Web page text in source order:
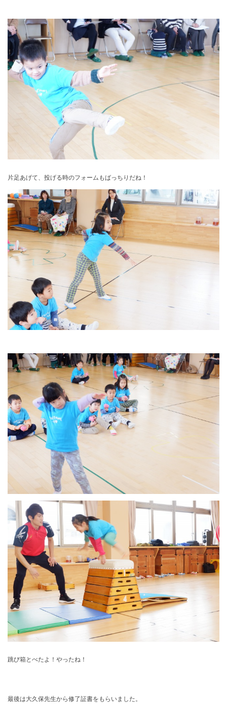
片足あげて、投げる時のフォームもばっちりだね！
跳び箱とべたよ！やったね！
最後は大久保先生から修了証書をもらいました。